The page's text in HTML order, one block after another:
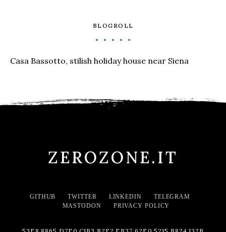
BLOGROLL
Casa Bassotto, stilish holiday house near Siena
ZEROZONE.IT
GITHUB TWITTER LINKEDIN
TELEGRAM
MASTODON
PRIVACY POLICY